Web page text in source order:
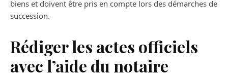
biens et doivent être pris en compte lors des démarches de
succession.
Rédiger les actes officiels
avec l’aide du notaire